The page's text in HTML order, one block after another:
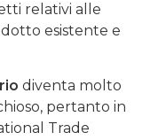
relativi alle
esistente e
diventa molto
pertanto in
Trade